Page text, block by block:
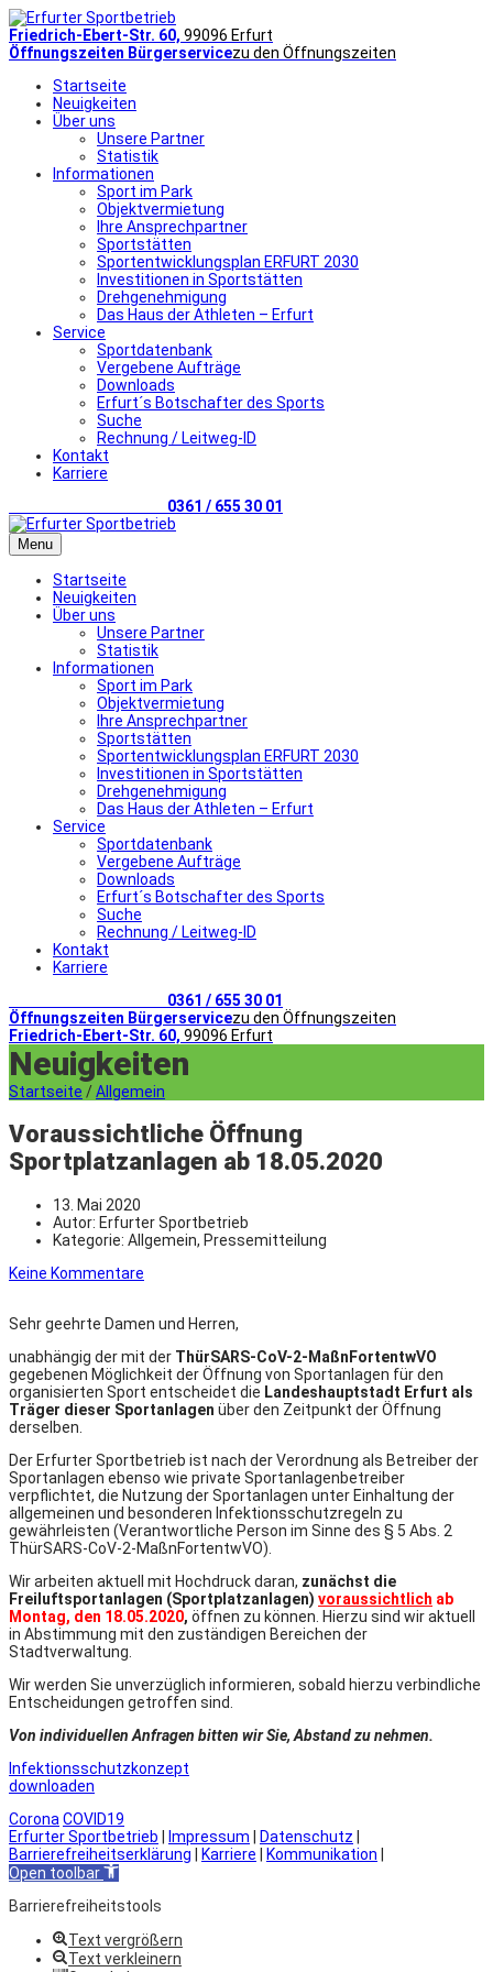
Friedrich-Ebert-Str. 60, 99096 Erfurt
Öffnungszeiten Bürgerservicezu den Öffnungszeiten
Startseite
Neuigkeiten
Über uns
Unsere Partner
Statistik
Informationen
Sport im Park
Objektvermietung
Ihre Ansprechpartner
Sportstätten
Sportentwicklungsplan ERFURT 2030
Investitionen in Sportstätten
Drehgenehmigung
Das Haus der Athleten – Erfurt
Service
Sportdatenbank
Vergebene Aufträge
Downloads
Erfurt´s Botschafter des Sports
Suche
Rechnung / Leitweg-ID
Kontakt
Karriere
0361 / 655 30 01
Menu
Startseite
Neuigkeiten
Über uns
Unsere Partner
Statistik
Informationen
Sport im Park
Objektvermietung
Ihre Ansprechpartner
Sportstätten
Sportentwicklungsplan ERFURT 2030
Investitionen in Sportstätten
Drehgenehmigung
Das Haus der Athleten – Erfurt
Service
Sportdatenbank
Vergebene Aufträge
Downloads
Erfurt´s Botschafter des Sports
Suche
Rechnung / Leitweg-ID
Kontakt
Karriere
0361 / 655 30 01
Öffnungszeiten Bürgerservicezu den Öffnungszeiten
Friedrich-Ebert-Str. 60, 99096 Erfurt
Neuigkeiten
Startseite /Allgemein
Voraussichtliche Öffnung
Sportplatzanlagen ab 18.05.2020
13. Mai 2020
Autor: Erfurter Sportbetrieb
Kategorie: Allgemein, Pressemitteilung
Keine Kommentare
Sehr geehrte Damen und Herren,
unabhängig der mit der ThürSARS-CoV-2-MaßnFortentwVO
gegebenen Möglichkeit der Öffnung von Sportanlagen für den
organisierten Sport entscheidet die Landeshauptstadt Erfurt als
Träger dieser Sportanlagen über den Zeitpunkt der Öffnung
derselben.
Der Erfurter Sportbetrieb ist nach der Verordnung als Betreiber der
Sportanlagen ebenso wie private Sportanlagenbetreiber
verpflichtet, die Nutzung der Sportanlagen unter Einhaltung der
allgemeinen und besonderen Infektionsschutzregeln zu
gewährleisten (Verantwortliche Person im Sinne des § 5 Abs. 2
ThürSARS-CoV-2-MaßnFortentwVO).
Wir arbeiten aktuell mit Hochdruck daran, zunächst die
Freiluftsportanlagen (Sportplatzanlagen) voraussichtlich ab
Montag, den 18.05.2020, öffnen zu können. Hierzu sind wir aktuell
in Abstimmung mit den zuständigen Bereichen der
Stadtverwaltung.
Wir werden Sie unverzüglich informieren, sobald hierzu verbindliche
Entscheidungen getroffen sind.
Von individuellen Anfragen bitten wir Sie, Abstand zu nehmen.
Infektionsschutzkonzept
downloaden
Corona COVID19
Erfurter Sportbetrieb | Impressum | Datenschutz |
Barrierefreiheitserklärung | Karriere | Kommunikation |
Open toolbar
Barrierefreiheitstools
Text vergrößern
Text verkleinern